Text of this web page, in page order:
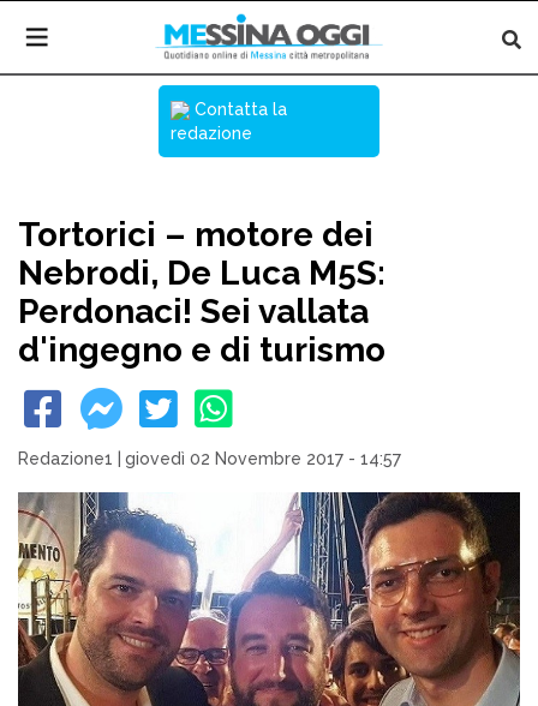
Contatta la
redazione
Tortorici – motore dei
Nebrodi, De Luca M5S:
Perdonaci! Sei vallata
d'ingegno e di turismo
Redazione1 giovedì 02 Novembre 2017 - 14:57